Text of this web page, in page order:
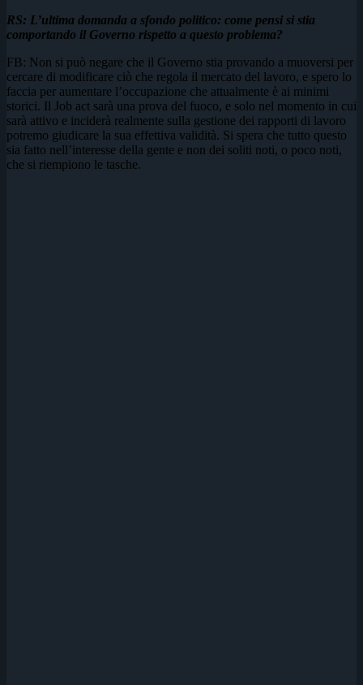
RS: L’ultima domanda a sfondo politico: come pensi si stia
comportando il Governo rispetto a questo problema?
FB: Non si può negare che il Governo stia provando a muoversi per
cercare di modificare ciò che regola il mercato del lavoro, e spero lo
faccia per aumentare l’occupazione che attualmente è ai minimi
storici. Il Job act sarà una prova del fuoco, e solo nel momento in cui
sarà attivo e inciderà realmente sulla gestione dei rapporti di lavoro
potremo giudicare la sua effettiva validità. Si spera che tutto questo
sia fatto nell’interesse della gente e non dei soliti noti, o poco noti,
che si riempiono le tasche.